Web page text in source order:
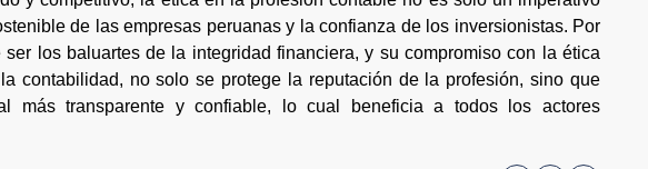
de las empresas peruanas y la confianza de los inversionistas. Por
los baluartes de la integridad financiera, y su compromiso con la ética
contabilidad, no solo se protege la reputación de la profesión, sino que
más transparente y confiable, lo cual beneficia a todos los actores